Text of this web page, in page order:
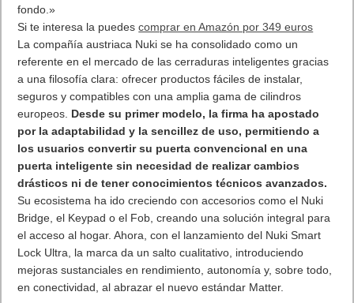
fondo.»
Si te interesa la puedescomprar en Amazón por 349 euros
La compañía austriaca Nuki se ha consolidado como un
referente en el mercado de las cerraduras inteligentes gracias
a una filosofía clara: ofrecer productos fáciles de instalar,
seguros y compatibles con una amplia gama de cilindros
europeos. Desde su primer modelo, la firma ha apostado
por la adaptabilidad y la sencillez de uso, permitiendo a
los usuarios convertir su puerta convencional en una
puerta inteligente sin necesidad de realizar cambios
drásticos ni de tener conocimientos técnicos avanzados.
Su ecosistema ha ido creciendo con accesorios como el Nuki
Bridge, el Keypad o el Fob, creando una solución integral para
el acceso al hogar. Ahora, con el lanzamiento del Nuki Smart
Lock Ultra, la marca da un salto cualitativo, introduciendo
mejoras sustanciales en rendimiento, autonomía y, sobre todo,
en conectividad, al abrazar el nuevo estándar Matter.